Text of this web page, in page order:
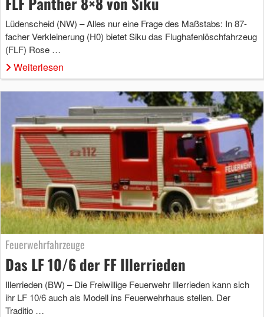
Lüdenscheid (NW) – Alles nur eine Frage des Maßstabs: In 87-
facher Verkleinerung (H0) bietet Siku das Flughafenlöschfahrzeug
(FLF) Rose …
Weiterlesen
Feuerwehrfahrzeuge
Das LF 10/6 der FF Illerrieden
Illerrieden (BW) – Die Freiwillige Feuerwehr Illerrieden kann sich
ihr LF 10/6 auch als Modell ins Feuerwehrhaus stellen. Der
Traditio …